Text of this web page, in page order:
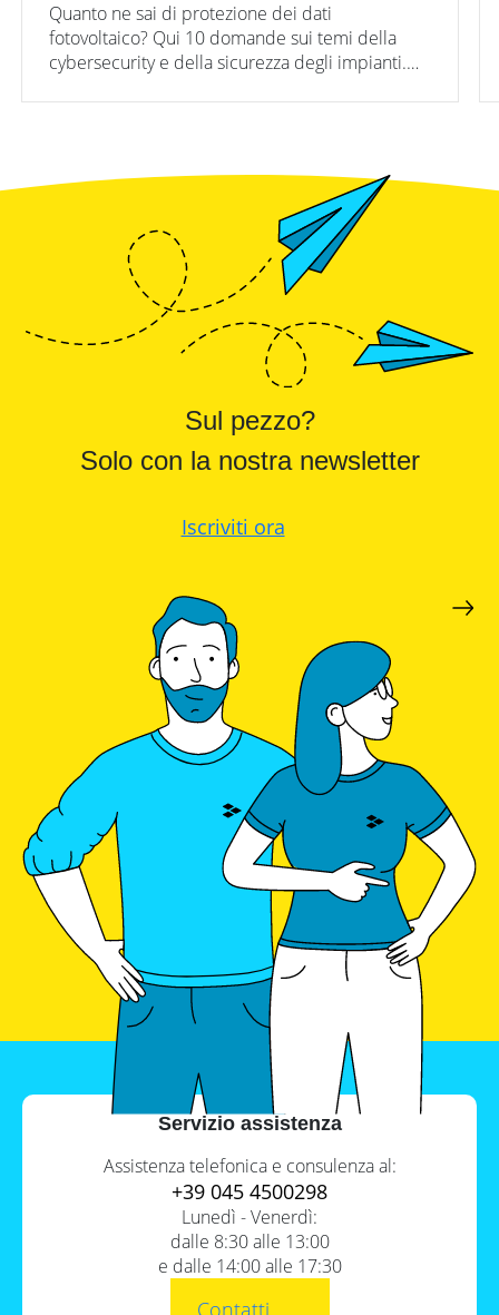
Quanto ne sai di protezione dei dati
fotovoltaico? Qui 10 domande sui temi della
cybersecurity e della sicurezza degli impianti.
Contenuto
A chi è destinato il bando del
“Parco Agrisolare”?
Quali sono gli interventi ammessi
per poter usufruire
3. Agevolazioni fotovoltaico
imprese: nello specifico, quali
costi dell’intero processo sono
inclusi?
Sul pezzo?
Solo con la nostra newsletter
Iscriviti ora
Servizio assistenza
Assistenza telefonica e consulenza al:
+39 045 4500298
Lunedì - Venerdì:
dalle 8:30 alle 13:00
e dalle 14:00 alle 17:30
Contatti